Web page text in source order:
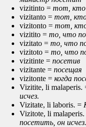
vizitinto = тот, кто
vizitanto = тот,
vizitonto = тот,
vizitito = то, что
vizitato = то, что
vizitoto = то, что
vizitinte = посетив
vizitante = посещая
vizitonte = когда
Vizitite, li malaperis.
исчез.
Vizitate, li laboris. =
Vizitote, li
посетить, он исчез.